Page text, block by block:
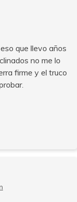
que llevo años
no me lo
firme y el truco